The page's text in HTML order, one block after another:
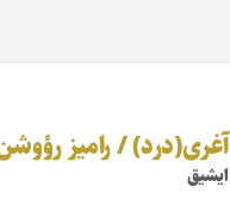
آغری(درد) / رامیز
ایشیق